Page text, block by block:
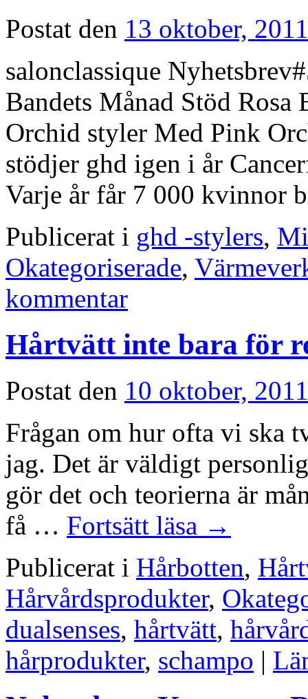
Postat den 13 oktober, 2011
salonclassique
Bandets Månad Stöd Rosa
Orchid styler Med Pink
stödjer ghd igen i år
Varje år får 7 000 kvinnor
Publicerat i ghd -stylers,
Okategoriserade,
kommentar
Hårtvätt inte bara för
Postat den 10 oktober, 2011
Frågan om hur ofta vi ska
jag. Det är väldigt
gör det och teorierna är
få … Fortsätt läsa →
Publicerat i Hårbotten,
Hårvårdsprodukter,
dualsenses, hårtvätt,
hårprodukter, schampo |